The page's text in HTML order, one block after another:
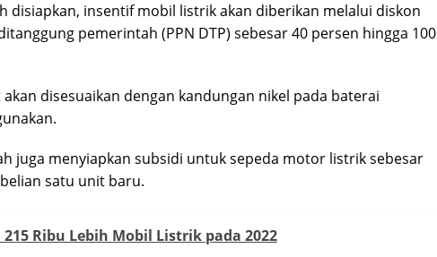
disiapkan, insentif mobil listrik akan diberikan melalui diskon
pemerintah (PPN DTP) sebesar 40 persen hingga 100
disesuaikan dengan kandungan nikel pada baterai
juga menyiapkan subsidi untuk sepeda motor listrik sebesar
satu unit baru.
215 Ribu Lebih Mobil Listrik pada 2022